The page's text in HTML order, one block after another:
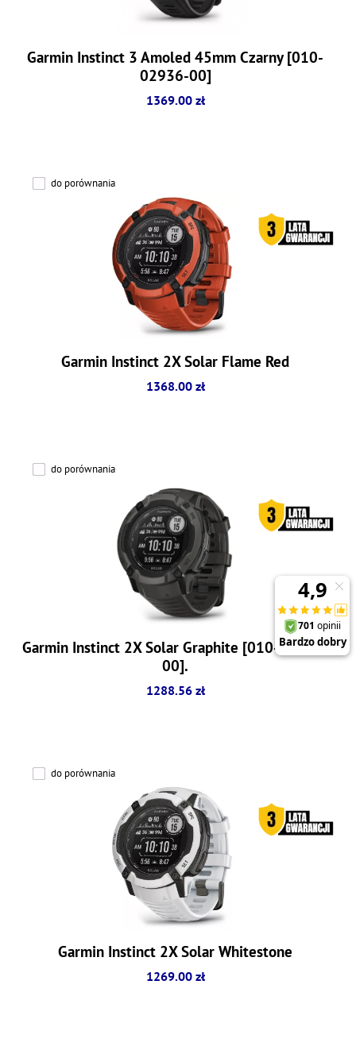
Garmin Instinct 3 Amoled 45mm Czarny [010-
02936-00]
1369.00 zł
do porównania
Garmin Instinct 2X Solar Flame Red
1368.00 zł
do porównania
Garmin Instinct 2X Solar Graphite [010-02805-
00].
1288.56 zł
do porównania
Garmin Instinct 2X Solar Whitestone
1269.00 zł